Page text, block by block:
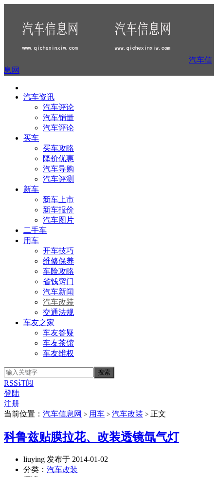
汽车信
息网
汽车资讯
汽车评论
汽车销量
汽车评论
买车
买车攻略
降价优惠
汽车导购
汽车评测
新车
新车上市
新车报价
汽车图片
二手车
用车
开车技巧
维修保养
车险攻略
省钱窍门
汽车新闻
汽车改装
交通法规
车友之家
车友答疑
车友茶馆
车友维权
RSS订阅
登陆
注册
当前位置： 汽车信息网 > 用车 > 汽车改装 > 正文
科鲁兹贴膜拉花、改装透镜氙气灯
liuying 发布于 2014-01-02
分类： 汽车改装